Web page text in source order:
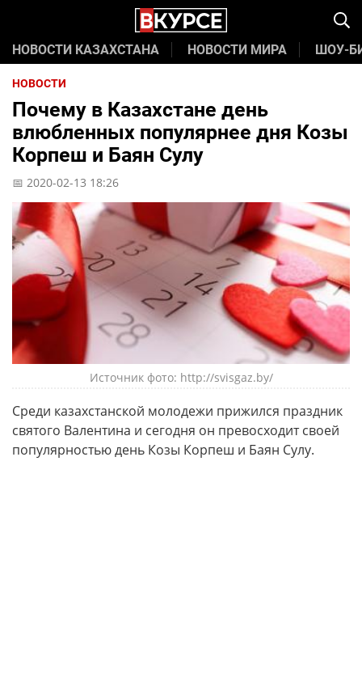
НОВОСТИ КАЗАХСТАНА НОВОСТИ МИРА ШОУ-
НОВОСТИ
Почему в Казахстане день
влюбленных популярнее дня Козы
Корпеш и Баян Сулу
📅 2020-02-13 18:26
Источник фото: http://svisgaz.by/
Среди казахстанской молодежи прижился праздник
святого Валентина и сегодня он превосходит своей
популярностью день Козы Корпеш и Баян Сулу.